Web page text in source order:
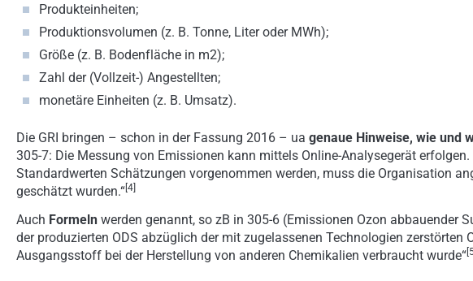
Produkteinheiten;
Produktionsvolumen (z. B. Tonne, Liter oder MWh);
Größe (z. B. Bodenfläche in m2);
Zahl der (Vollzeit-) Angestellten;
monetäre Einheiten (z. B. Umsatz).
Die GRI bringen – schon in der Fassung 2016 – ua genaue Hinweise, wie und
305-7: Die Messung von Emissionen kann mittels Online-Analysegerät
Standardwerten Schätzungen vorgenommen werden, muss die Organisation
geschätzt wurden.“ [4]
Auch Formeln werden genannt, so zB in 305-6 (Emissionen Ozon abbauender
der produzierten ODS abzüglich der mit zugelassenen Technologien zerstörten
Ausgangsstoff bei der Herstellung von anderen Chemikalien verbraucht wurde“